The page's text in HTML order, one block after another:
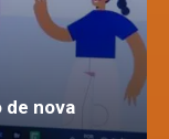
de nova